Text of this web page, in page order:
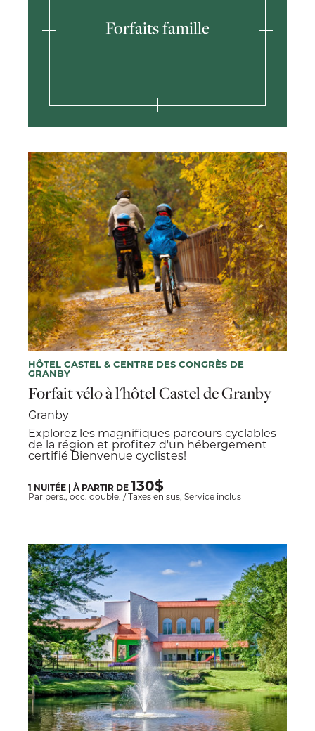
Forfaits famille
HÔTEL CASTEL & CENTRE DES CONGRÈS DE
GRANBY
Forfait vélo à l'hôtel Castel de Granby
Granby
Explorez les magnifiques parcours cyclables
de la région et profitez d'un hébergement
certifié Bienvenue cyclistes!
1 NUITÉE | À PARTIR DE130$
Par pers., occ. double. / Taxes en sus, Service inclus